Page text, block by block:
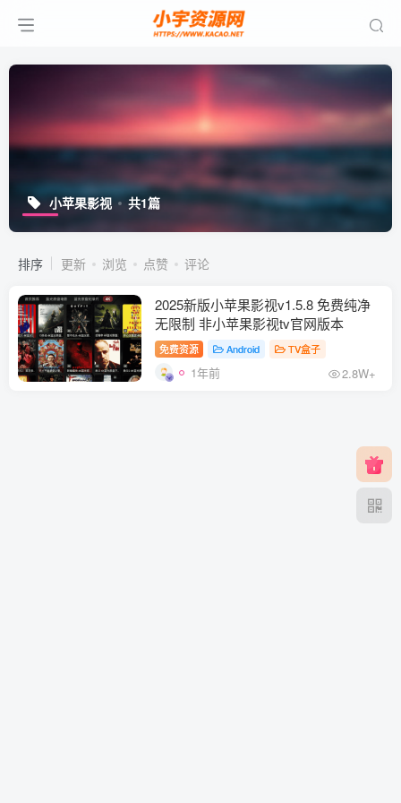
小苹果影视 共1篇
排序 更新 浏览 点赞 评论
2025新版小苹果影视v1.5.8 免费纯净
无限制 非小苹果影视tv官网版本
免费资源 Android TV盒子
1年前 2.8W+